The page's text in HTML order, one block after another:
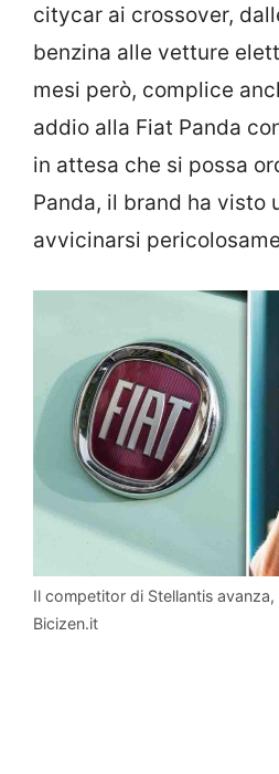
citycar ai crossover,
benzina alle vetture
mesi però, complice
addio alla Fiat Panda
in attesa che si possa
Panda, il brand ha visto
avvicinarsi
Il competitor di Stellantis avanza,
Bicizen.it